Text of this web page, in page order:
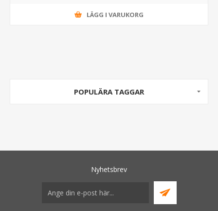
LÄGG I VARUKORG
POPULÄRA TAGGAR
Nyhetsbrev